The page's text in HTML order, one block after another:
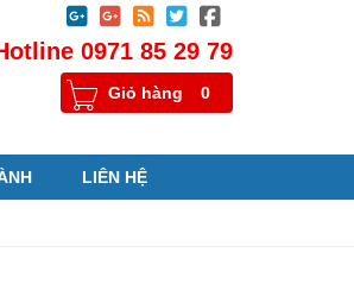





0971 85 29 79
Giỏ hàng 0
LIÊN HỆ